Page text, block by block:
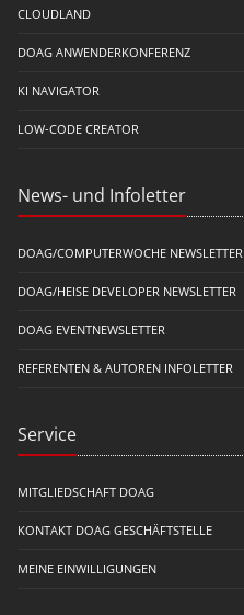
CLOUDLAND
DOAG ANWENDERKONFERENZ
KI NAVIGATOR
LOW-CODE CREATOR
News- und Infoletter
DOAG/COMPUTERWOCHE NEWSLETTER
DOAG/HEISE DEVELOPER NEWSLETTER
DOAG EVENTNEWSLETTER
REFERENTEN & AUTOREN INFOLETTER
Service
MITGLIEDSCHAFT DOAG
KONTAKT DOAG GESCHÄFTSTELLE
MEINE EINWILLIGUNGEN